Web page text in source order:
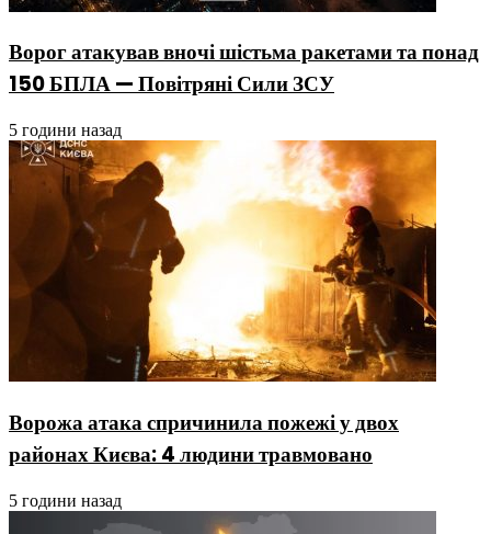
Ворог атакував вночі шістьма ракетами та понад
150 БПЛА — Повітряні Сили ЗСУ
5 години назад
Ворожа атака спричинила пожежі у двох
районах Києва: 4 людини травмовано
5 години назад